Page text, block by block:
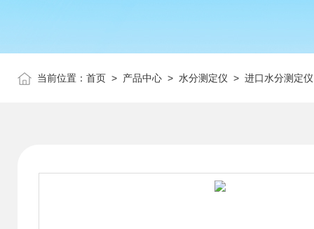
当前位置： 首页 > 产品中心 > 水分测定仪 > 进口水分测定仪